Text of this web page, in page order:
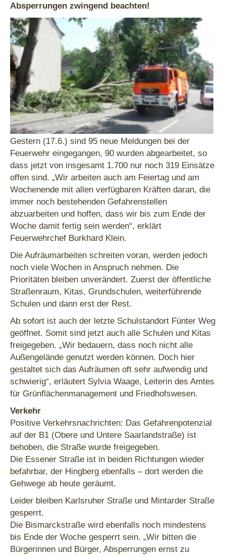
Absperrungen zwingend beachten!
Gestern (17.6.) sind 95 neue Meldungen bei der
Feuerwehr eingegangen, 90 wurden abgearbeitet, so
dass jetzt von insgesamt 1.700 nur noch 319 Einsätze
offen sind. „Wir arbeiten auch am Feiertag und am
Wochenende mit allen verfügbaren Kräften daran, die
immer noch bestehenden Gefahrenstellen
abzuarbeiten und hoffen, dass wir bis zum Ende der
Woche damit fertig sein werden“, erklärt
Feuerwehrchef Burkhard Klein.
Die Aufräumarbeiten schreiten voran, werden jedoch
noch viele Wochen in Anspruch nehmen. Die
Prioritäten bleiben unverändert. Zuerst der öffentliche
Straßenraum, Kitas, Grundschulen, weiterführende
Schulen und dann erst der Rest.
Ab sofort ist auch der letzte Schulstandort Fünter Weg
geöffnet. Somit sind jetzt auch alle Schulen und Kitas
freigegeben. „Wir bedauern, dass noch nicht alle
Außengelände genutzt werden können. Doch hier
gestaltet sich das Aufräumen oft sehr aufwendig und
schwierig“, erläutert Sylvia Waage, Leiterin des Amtes
für Grünflächenmanagement und Friedhofswesen.
Verkehr
Positive Verkehrsnachrichten: Das Gefahrenpotenzial
auf der B1 (Obere und Untere Saarlandstraße) ist
behoben, die Straße wurde freigegeben.
Die Essener Straße ist in beiden Richtungen wieder
befahrbar, der Hingberg ebenfalls – dort werden die
Gehwege ab heute geräumt.
Leider bleiben Karlsruher Straße und Mintarder Straße
gesperrt.
Die Bismarckstraße wird ebenfalls noch mindestens
bis Ende der Woche gesperrt sein. „Wir bitten die
Bürgerinnen und Bürger, Absperrungen ernst zu